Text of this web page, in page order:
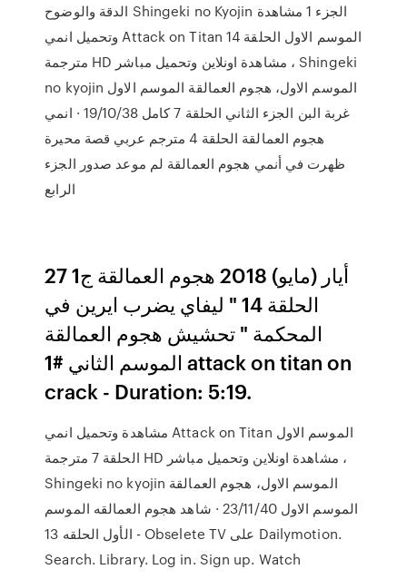
الدقة والوضوح Shingeki no Kyojin الجزء 1 مشاهدة
وتحميل انمي Attack on Titan الموسم الاول الحلقة 14
مترجمة HD مشاهدة اونلاين وتحميل مباشر ، Shingeki
no kyojin الموسم الاول، هجوم العمالقة الموسم الاول
غربة البن الجزء الثاني الحلقة 7 كامل 19/10/38 · انمي
هجوم العمالقة الحلقة 4 مترجم عربي قصة محيرة
ظهرت في أنمي هجوم العمالقة لم موعد صدور الجزء
الرابع
27 أيار (مايو) 2018 هجوم العمالقة ج1
الحلقة 14 " ليفاي يضرب ايرين في
المحكمة " تحشيش هجوم العمالقة
الموسم الثاني #1 attack on titan on
crack - Duration: 5:19.
مشاهدة وتحميل انمي Attack on Titan الموسم الاول
الحلقة 7 مترجمة HD مشاهدة اونلاين وتحميل مباشر ،
Shingeki no kyojin الموسم الاول، هجوم العمالقة
الموسم الاول 23/11/40 · شاهد هجوم العمالقه الموسم
الأول الحلقه 13 - Obselete TV على Dailymotion.
Search. Library. Log in. Sign up. Watch